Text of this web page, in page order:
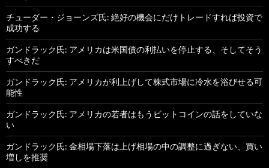
チューダー・ジョーンズ氏: 絶好の機会にだけトレードすれば投資で
成功する
ガンドラック氏: アメリカは米国債の利払いを停止する、そしてそう
すべきだ
ガンドラック氏: アメリカが利上げして株式市場に冷水を浴びせる可
能性
ガンドラック氏: アメリカの若者はもうビットコインの話をしていな
い
ガンドラック氏: 金相場下落は上げ相場の中の調整に過ぎない、買い
増しを推奨